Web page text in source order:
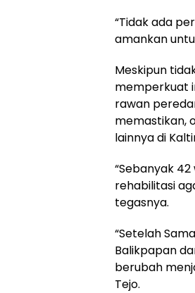
“Tidak ada
amankan
Meskipun
memperkuat
rawan
memastikan,
lainnya di
“Sebanyak
rehabilitasi
tegasnya.
“Setelah
Balikpapan
berubah
Tejo.